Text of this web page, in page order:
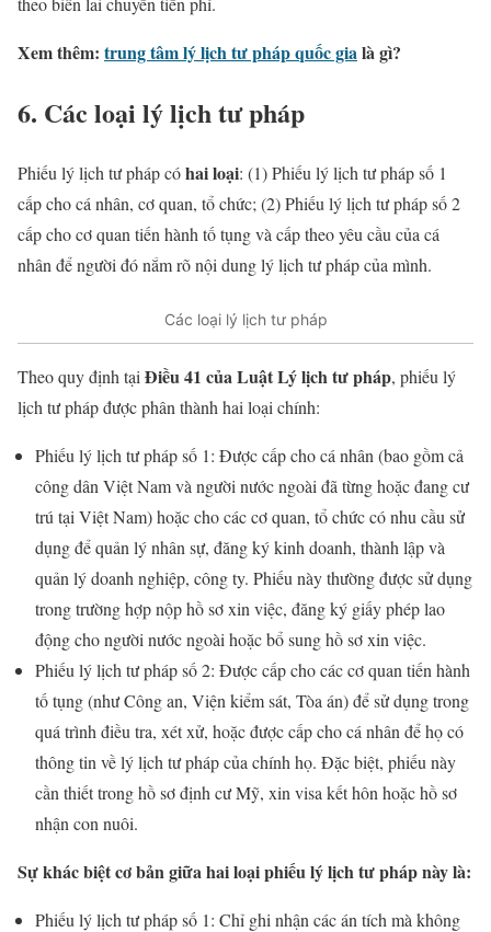
Xem thêm: trung tâm lý lịch tư pháp quốc gialà gì?
6. Các loại lý lịch tư pháp
Phiếu lý lịch tư pháp cóhai loại: (1) Phiếu lý lịch tư pháp số 1
cấp cho cá nhân, cơ quan, tổ chức; (2) Phiếu lý lịch tư pháp số 2
cấp cho cơ quan tiến hành tố tụng và cấp theo yêu cầu của cá
nhân để người đó nắm rõ nội dung lý lịch tư pháp của mình.
Các loại lý lịch tư pháp
Theo quy định tại Điều 41 của Luật Lý lịch tư pháp, phiếu lý
lịch tư pháp được phân thành hai loại chính:
Phiếu lý lịch tư pháp số 1: Được cấp cho cá nhân (bao gồm cả
công dân Việt Nam và người nước ngoài đã từng hoặc đang cư
trú tại Việt Nam) hoặc cho các cơ quan, tổ chức có nhu cầu sử
dụng để quản lý nhân sự, đăng ký kinh doanh, thành lập và
quản lý doanh nghiệp, công ty. Phiếu này thường được sử dụng
trong trường hợp nộp hồ sơ xin việc, đăng ký giấy phép lao
động cho người nước ngoài hoặc bổ sung hồ sơ xin việc.
Phiếu lý lịch tư pháp số 2: Được cấp cho các cơ quan tiến hành
tố tụng (như Công an, Viện kiểm sát, Tòa án) để sử dụng trong
quá trình điều tra, xét xử, hoặc được cấp cho cá nhân để họ có
thông tin về lý lịch tư pháp của chính họ. Đặc biệt, phiếu này
cần thiết trong hồ sơ định cư Mỹ, xin visa kết hôn hoặc hồ sơ
nhận con nuôi.
Sự khác biệt cơ bản giữa hai loại phiếu lý lịch tư pháp này là:
Phiếu lý lịch tư pháp số 1: Chỉ ghi nhận các án tích mà không